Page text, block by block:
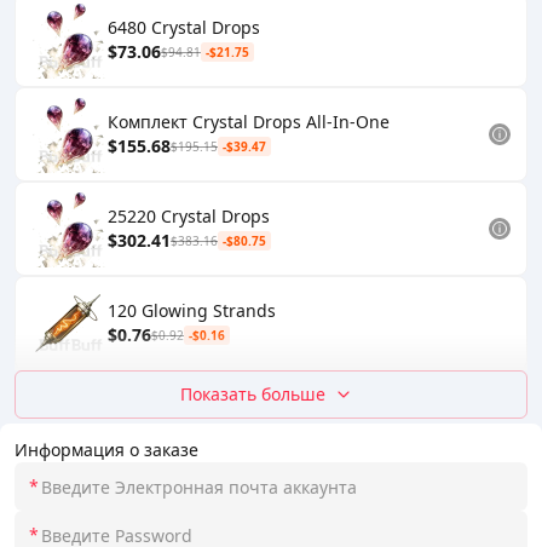
Информация о заказе
*
*
6480 Crystal Drops
$73.06$94.81 -$21.75
Комплект Crystal Drops All-In-One
$155.68$195.15 -$39.47
25220 Crystal Drops
$302.41$383.16 -$80.75
120 Glowing Strands
$0.76$0.92 -$0.16
Показать больше